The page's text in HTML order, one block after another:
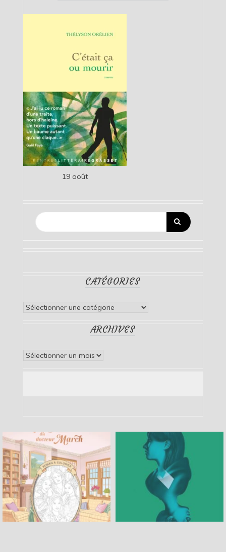
19 août
CATÉGORIES
Catégories
ARCHIVES
Archives